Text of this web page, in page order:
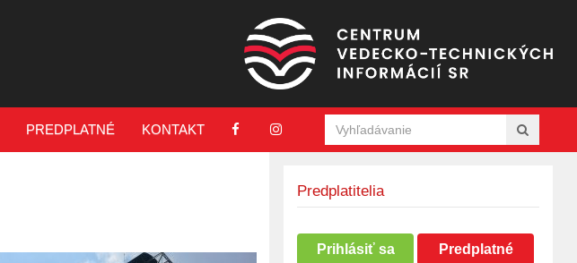
PREDPLATNÉ KONTAKT
Predplatitelia
Prihlásiť sa Predplatné